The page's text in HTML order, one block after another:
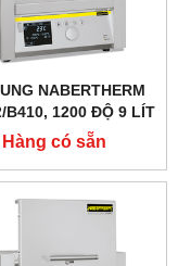
NABERTHERM
B410, 1200 ĐỘ 9 LÍT
Hàng có sẵn